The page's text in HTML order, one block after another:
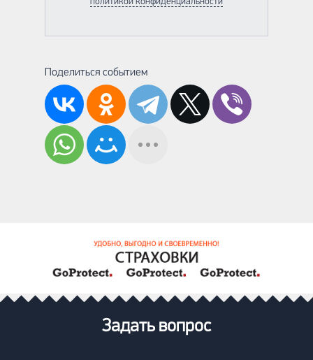
Поделиться событием
Задать вопрос